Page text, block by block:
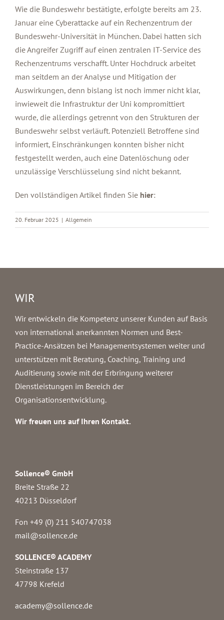
Wie die Bundeswehr bestätigte, erfolgte bereits am 23.
Januar eine Cyberattacke auf ein Rechenzentrum der
Bundeswehr-Universität in München. Dabei hatten sich
die Angreifer Zugriff auf einen zentralen IT-Service des
Rechenzentrums verschafft. Unter Hochdruck arbeitet
man seitdem an der Analyse und Mitigation der
Auswirkungen, denn bislang ist noch immer nicht klar,
inwieweit die Infrastruktur der Uni kompromittiert
wurde, die allerdings getrennt von den Strukturen der
Bundeswehr selbst verläuft. Potenziell Betroffene sind
informiert, Einschränkungen konnten bisher nicht
festgestellt werden, auch eine Datenlöschung oder
unzulässige Verschlüsselung sind nicht bekannt.
Den vollständigen Artikel finden Sie hier:
20. Februar 2025 | Allgemein
WIR
Wir entwickeln die Kompetenz unserer Kunden auf Basis
von international anerkannten Normen und Best-
Practice-Ansätzen bei Managementsystemen weiter und
unterstützen mit Beratung, Coaching, Training und
Auditierung sowie mit der Erbringung weiterer
Dienstleistungen im Bereich der
Organisationsentwicklung.
Wir freuen uns auf Ihren Kontakt.
Sollence® GmbH
Breite Straße 22
40213 Düsseldorf
Fon +49 (0) 211 540747038‬
mail@sollence.de
SOLLENCE® ACADEMY
Steinstraße 137
47798 Krefeld
academy@sollence.de